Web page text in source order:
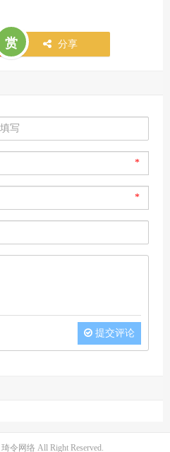
赏 分享
*
*
提交评论
琦令网络 All Right Reserved.